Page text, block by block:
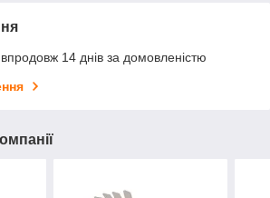
14 днів за домовленістю